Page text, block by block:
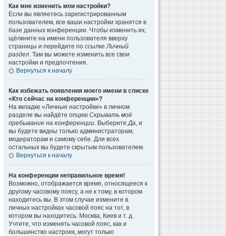
Как мне изменить мои настройки?
Если вы являетесь зарегистрированным
пользователем, все ваши настройки хранятся в
базе данных конференции. Чтобы изменить их,
щёлкните на имени пользователя вверху
страницы и перейдите по ссылкеЛичный
раздел. Там вы можете изменить все свои
настройки и предпочтения.
Вернуться к началу
Как избежать появления моего имени в списке
«Кто сейчас на конференции»?
На вкладке «Личные настройки» в личном
разделе вы найдёте опцию Скрывать моё
пребывание на конференции. ВыберитеДа, и
вы будете видны только администраторам,
модераторам и самому себе. Для всех
остальных вы будете скрытым пользователем.
Вернуться к началу
На конференции неправильное время!
Возможно, отображается время, относящееся к
другому часовому поясу, а не к тому, в котором
находитесь вы. В этом случае измените в
личных настройках часовой пояс на тот, в
котором вы находитесь: Москва, Киев и т. д.
Учтите, что изменять часовой пояс, как и
большинство настроек, могут только